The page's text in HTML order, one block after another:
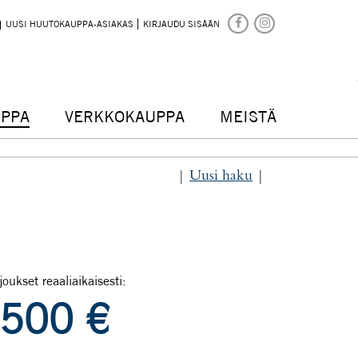
UUSI HUUTOKAUPPA-ASIAKAS KIRJAUDU SISÄÄN
VERKKOKAUPPA MEISTÄ
Uusi haku
reaaliaikaisesti:
500 €